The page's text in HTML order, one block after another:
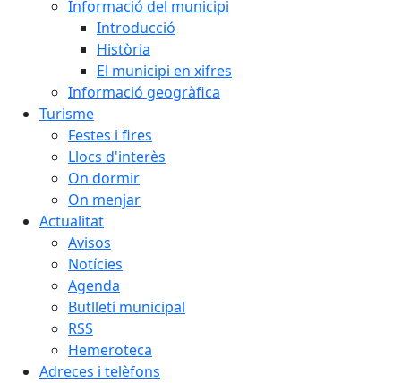
Informació del municipi
Introducció
Història
El municipi en xifres
Informació geogràfica
Turisme
Festes i fires
Llocs d'interès
On dormir
On menjar
Actualitat
Avisos
Notícies
Agenda
Butlletí municipal
RSS
Hemeroteca
Adreces i telèfons